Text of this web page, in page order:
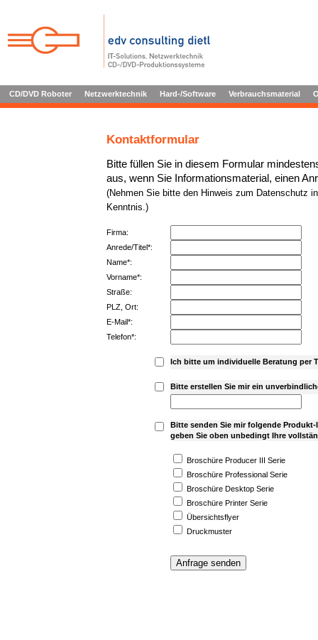
CD/DVD Roboter Netzwerktechnik Hard-/Software Verbrauchsmaterial
Kontaktformular
Bitte füllen Sie in diesem Formular
aus, wenn Sie Informationsmaterial, einen
(Nehmen Sie bitte den Hinweis zum Datenschutz
Kenntnis.)
Firma:
Anrede/Titel*:
Name*:
Vorname*:
Straße:
PLZ, Ort:
E-Mail*:
Telefon*:
Ich bitte um individuelle Beratung per
Bitte erstellen Sie mir ein
Bitte senden Sie mir folgende
geben Sie oben unbedingt Ihre
Broschüre Producer III Serie
Broschüre Professional Serie
Broschüre Desktop Serie
Broschüre Printer Serie
Übersichtsflyer
Druckmuster